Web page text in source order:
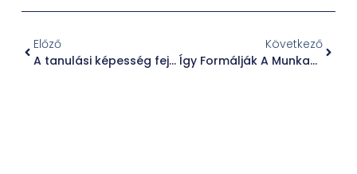
Előző
A tanulási képesség fejlesztésének titkai: Hogyan hozhatjuk ki a legtöbbet a tudásból?
Következő
Így Formálják A Munkaerő-Kölcsönző Cégek A Jövőt